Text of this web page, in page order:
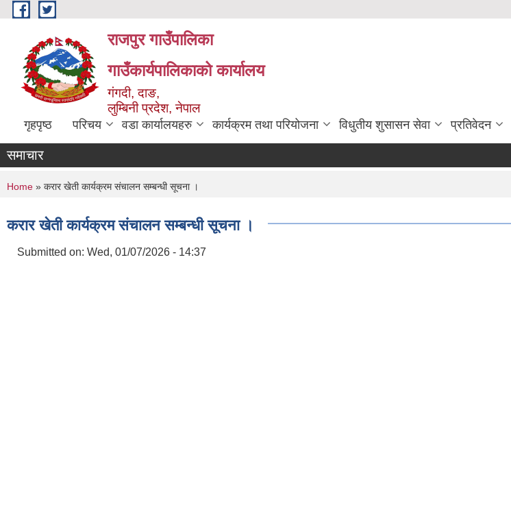
Skip to main content
राजपुर गाउँपालिका
गाउँकार्यपालिकाको कार्यालय
गंगदी, दाङ,
लुम्बिनी प्रदेश, नेपाल
गृहपृष्ठ परिचय वडा कार्यालयहरु कार्यक्रम तथा परियोजना विधुतीय शुसासन सेवा प्रतिवेदन
समाचार
You are here
Home » करार खेती कार्यक्रम संचालन सम्बन्धी सूचना ।
करार खेती कार्यक्रम संचालन सम्बन्धी सूचना ।
Submitted on: Wed, 01/07/2026 - 14:37